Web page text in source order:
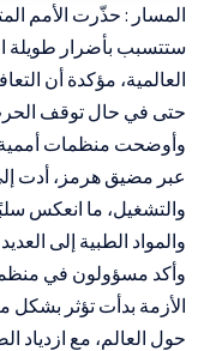
المسار : حذّرت الأمم
ستتسبب بأضرار طويلة
حتى في حال توقف
وأوضحت منظمات
عبر مضيق هرمز، أدت
والتشغيل، ما انعكس
والمواد الطبية إلى
وأكد مسؤولون في
الأزمة بدأت تؤثر بشكل
حول العالم، مع ازدياد